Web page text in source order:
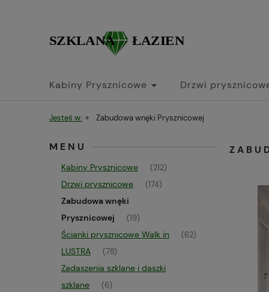
Kabiny Prysznicowe Drzwi
Jesteś w: » Zabudowa wnęki Prysznicowej
MENU
Kabiny Prysznicowe (212)
Drzwi prysznicowe (174)
Zabudowa wnęki
Prysznicowej
(19)
Ścianki prysznicowe Walk in (62)
LUSTRA (78)
Zadaszenia szklane i daszki
szklane
(6)